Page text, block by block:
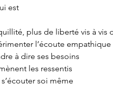
est
plus de liberté vis à vis
l’écoute empathique
à dire ses besoins
les ressentis
soi même